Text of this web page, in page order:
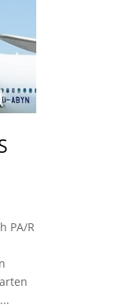
PA/R